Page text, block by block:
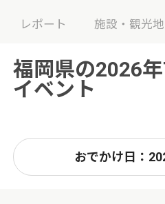
レポート 施設・観光地
福岡県の2026
イベント
おでかけ日：